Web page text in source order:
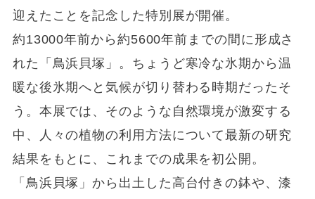
迎えたことを記念した特別展が開催。
約13000年前から約5600年前までの間に形成さ
れた「鳥浜貝塚」。ちょうど寒冷な氷期から温
暖な後氷期へと気候が切り替わる時期だったそ
う。本展では、そのような自然環境が激変する
中、人々の植物の利用方法について最新の研究
結果をもとに、これまでの成果を初公開。
「鳥浜貝塚」から出土した高台付きの鉢や、漆